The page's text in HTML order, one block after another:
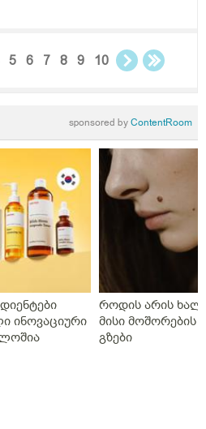
5 6 7 8 9 10
sponsored byContentRoom
ინოვაციური
როდის არის
მისი მოშორების
გზები